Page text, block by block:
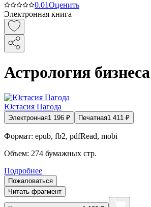
0.01Оценить
Электронная книга
Астрология бизнеса
Юстасия Пагода
Электронная1 196 ₽ Печатная1 411 ₽
Формат: epub, fb2, pdfRead, mobi
Объем: 274 бумажных стр.
Подробнее
Пожаловаться
Читать фрагмент